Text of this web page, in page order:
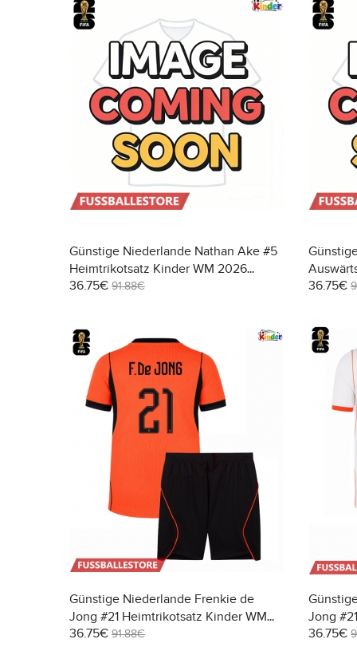
Günstige Niederlande Nathan Ake #5
Heimtrikotsatz Kinder WM 2026
Kurzarm (+ Kurze Hosen)
36.75€ 91.88€
Kurzarm
36.75€
Günstige Niederlande Frenkie de
Jong #21 Heimtrikotsatz Kinder WM
2026 Kurzarm (+ Kurze Hosen)
36.75€ 91.88€
Jong
WM
36.75€